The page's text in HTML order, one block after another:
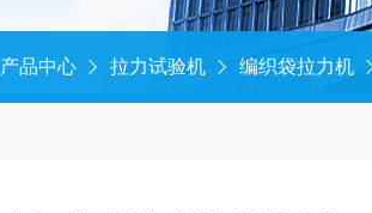
产品中心 拉力试验机 编织袋拉力机